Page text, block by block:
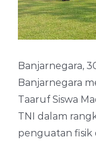
Banjarnegara,
Banjarnegara
Taaruf Siswa
TNI dalam
penguatan fisik